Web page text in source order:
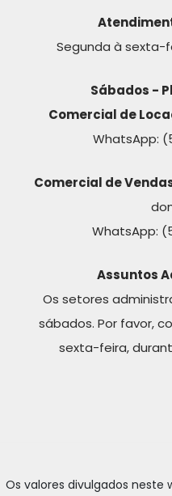
Segunda à sexta-
Sábados -
Comercial de
WhatsApp:
Comercial de
WhatsApp:
Assuntos
Os setores
sábados. Por favor,
sexta-feira,
Os valores divulgados neste